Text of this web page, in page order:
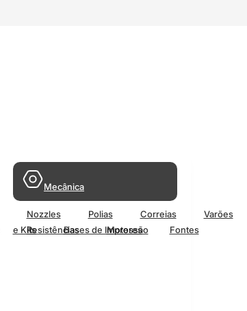
Resistências Motores
Fontes
Mecânica
Nozzles Polias Correias
Varões
e Kits
Bases de Impressão